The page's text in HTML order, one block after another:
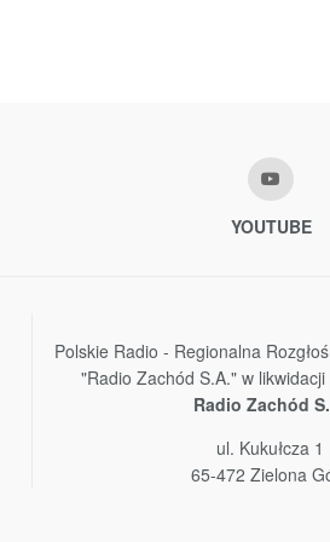
YOUTUBE
Polskie Radio - Regionalna
"Radio Zachód S.A." w
Radio Zachód
ul. Kukułcza 1
65-472 Zielona